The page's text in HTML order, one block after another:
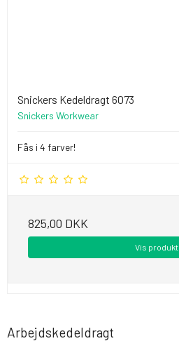
Snickers Kedeldragt 6073
Snickers Workwear
Fås i 4 farver!
825,00 DKK
Vis produkt
Arbejdskedeldragt